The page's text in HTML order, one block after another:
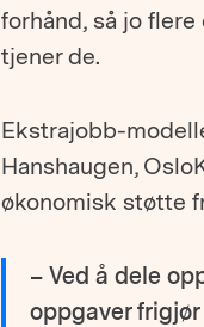
forhånd, så jo
tjener de.
Ekstrajobb-
Hanshaugen,
økonomisk støtte
– Ved å dele
oppgaver